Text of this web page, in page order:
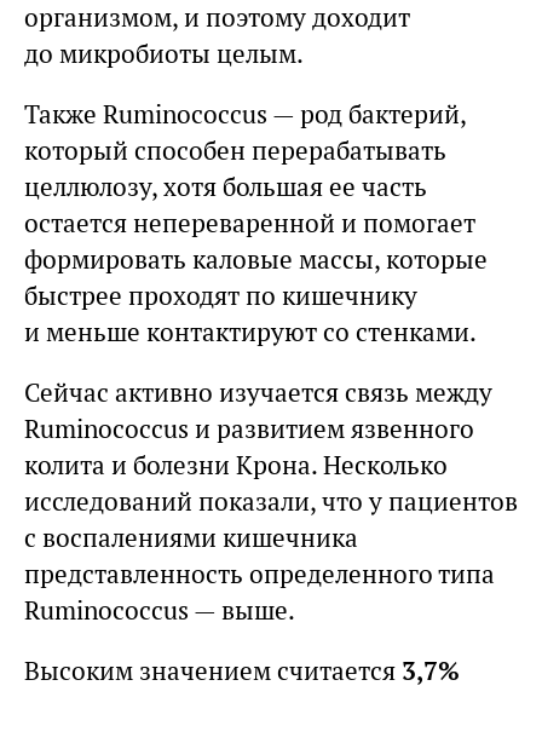
организмом, и поэтому доходит
до микробиоты целым.
Также Ruminococcus — род бактерий,
который способен перерабатывать
целлюлозу, хотя большая ее часть
остается непереваренной и помогает
формировать каловые массы, которые
быстрее проходят по кишечнику
и меньше контактируют со стенками.
Сейчас активно изучается связь между
Ruminococcus и развитием язвенного
колита и болезни Крона. Несколько
исследований показали, что у пациентов
с воспалениями кишечника
представленность определенного типа
Ruminococcus — выше.
Высоким значением считается 3,7%